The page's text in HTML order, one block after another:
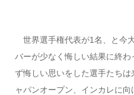
世界選手権代表が1名、と今
バーが少なく悔しい結果に終
ず悔しい思いをした選手たち
ャパンオープン、インカレに